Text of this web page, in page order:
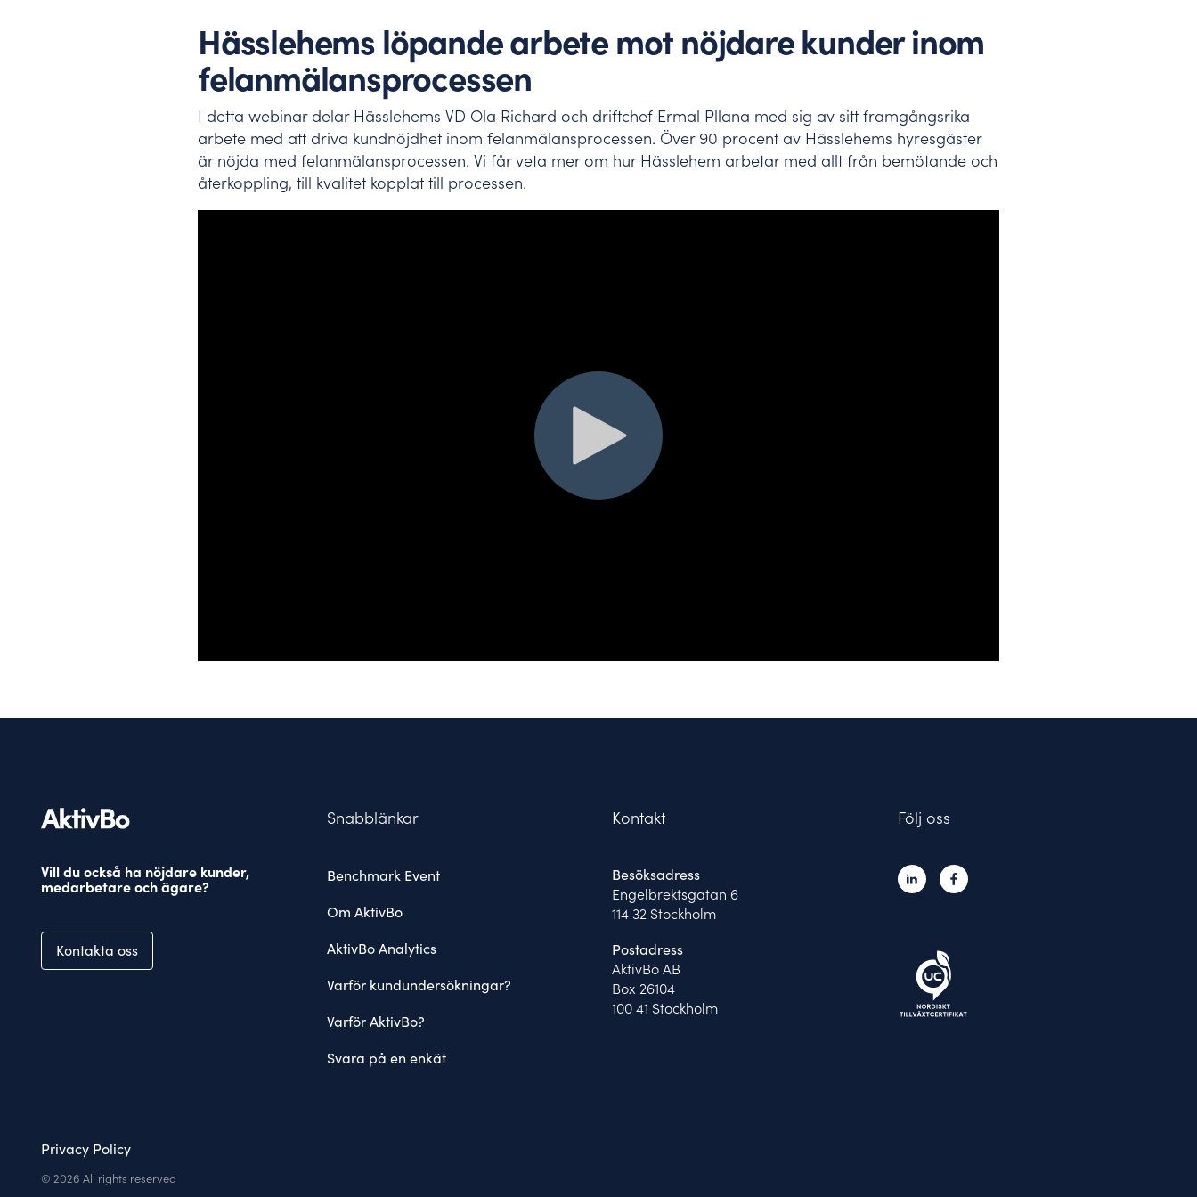
Jämför er mot branschen, vår data hjälper er att sätta mål och skapa drivkraft.
Hässlehems löpande arbete mot nöjdare kunder inom
felanmälansprocessen
I detta webinar delar Hässlehems VD Ola Richard och driftchef Ermal Pllana med sig av sitt framgångsrika
arbete med att driva kundnöjdhet inom felanmälansprocessen. Över 90 procent av Hässlehems hyresgäster
är nöjda med felanmälansprocessen. Vi får veta mer om hur Hässlehem arbetar med allt från bemötande och
återkoppling, till kvalitet kopplat till processen.
Vill du också ha nöjdare kunder,
medarbetare och ägare?
Kontakta oss
Snabblänkar
Benchmark Event
Om AktivBo
AktivBo Analytics
Varför kundundersökningar?
Varför AktivBo?
Svara på en enkät
Kontakt
Besöksadress
Engelbrektsgatan 6
114 32 Stockholm
Postadress
AktivBo AB
Box 26104
100 41 Stockholm
Följ oss
Privacy Policy
© 2026 All rights reserved